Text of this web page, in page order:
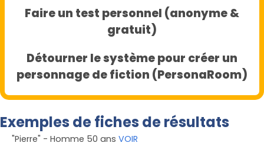
Faire un test personnel (anonyme &
gratuit)
Détourner le système pour créer un
personnage de fiction (PersonaRoom)
Exemples de fiches de résultats
"Pierre" - Homme 50 ans VOIR